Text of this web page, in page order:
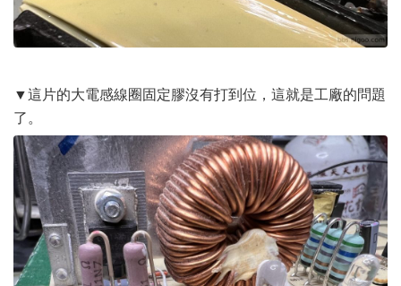
▼這片的大電感線圈固定膠沒有打到位，這就是工廠的問題
了。